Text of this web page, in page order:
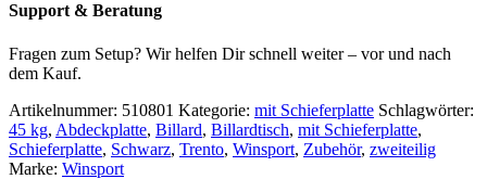
Support & Beratung
Fragen zum Setup? Wir helfen Dir schnell weiter – vor und nach
dem Kauf.
Artikelnummer: 510801 Kategorie: mit Schieferplatte Schlagwörter:
45 kg, Abdeckplatte, Billard, Billardtisch, mit Schieferplatte,
Schieferplatte, Schwarz, Trento, Winsport, Zubehör, zweiteilig
Marke: Winsport